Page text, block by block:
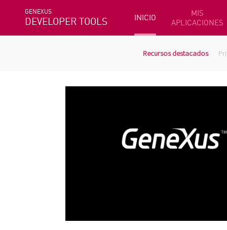
GENEXUS
DEVELOPER TOOLS INICIO
MIS
APLICACIONES
Recursos destacados